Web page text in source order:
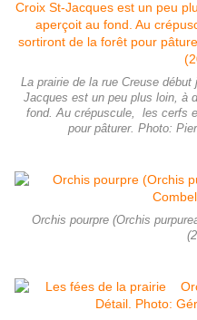
La prairie de la rue Creuse
Jacques est un peu plus loin, à
fond. Au crépuscule, les cerfs
pour pâturer. Photo:
Orchis pourpre (Orchis